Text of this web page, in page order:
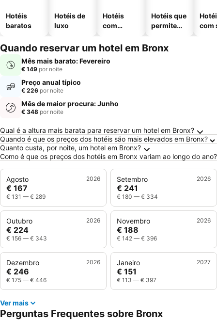
Hotéis
baratos
Hotéis de
luxo
Hotéis
com
Hotéis que
permitem
com
Quando reservar um hotel em Bronx
Mês mais barato: Fevereiro
€ 149 por noite
Preço anual típico
€ 226 por noite
Mês de maior procura: Junho
€ 348 por noite
Perguntas Frequentes sobre Bronx
Qual é a altura mais barata para reservar um hotel em Bronx?
Quando é que os preços dos hotéis são mais elevados em Bronx?
Quanto custa, por noite, um hotel em Bronx?
Como é que os preços dos hotéis em Bronx variam ao longo do ano?
Agosto 2026
€ 167
€ 131 — € 289
Setembro 2026
€ 241
€ 180 — € 334
Outubro 2026
€ 224
€ 156 — € 343
Novembro 2026
€ 188
€ 142 — € 396
Dezembro 2026
€ 246
€ 175 — € 446
Janeiro 2027
€ 151
€ 113 — € 397
Ver mais
Perguntas Frequentes sobre Bronx